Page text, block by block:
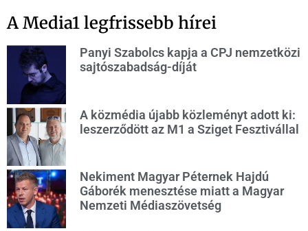
A Media1 legfrissebb hírei
Panyi Szabolcs kapja a CPJ nemzetközi
sajtószabadság-díját
A közmédia újabb közleményt adott ki:
leszerződött az M1 a Sziget Fesztivállal
Nekiment Magyar Péternek Hajdú
Gáborék menesztése miatt a Magyar
Nemzeti Médiaszövetség